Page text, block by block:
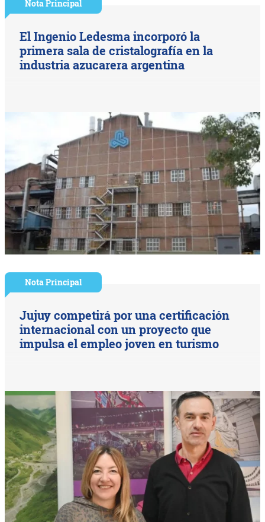
Nota Principal
El Ingenio Ledesma incorporó la
primera sala de cristalografía en la
industria azucarera argentina
Nota Principal
Jujuy competirá por una certificación
internacional con un proyecto que
impulsa el empleo joven en turismo